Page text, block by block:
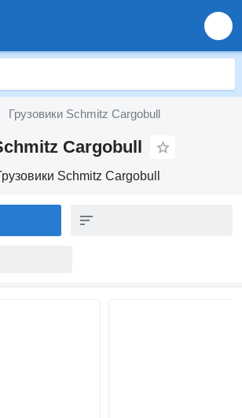
Грузовики Schmitz Cargobull
Cargobull
Schmitz Cargobull